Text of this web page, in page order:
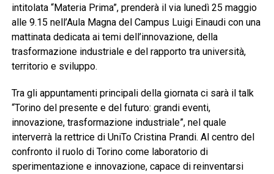
intitolata “Materia Prima”, prenderà il via lunedì 25 maggio
alle 9.15 nell’Aula Magna del Campus Luigi Einaudi con una
mattinata dedicata ai temi dell’innovazione, della
trasformazione industriale e del rapporto tra università,
territorio e sviluppo.
Tra gli appuntamenti principali della giornata ci sarà il talk
“Torino del presente e del futuro: grandi eventi,
innovazione, trasformazione industriale”, nel quale
interverrà la rettrice di UniTo Cristina Prandi. Al centro del
confronto il ruolo di Torino come laboratorio di
sperimentazione e innovazione, capace di reinventarsi